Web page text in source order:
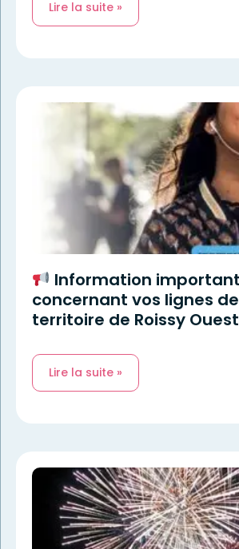
Lire la suite »
Information
concernant vos lignes
territoire de Roissy
Lire la suite »